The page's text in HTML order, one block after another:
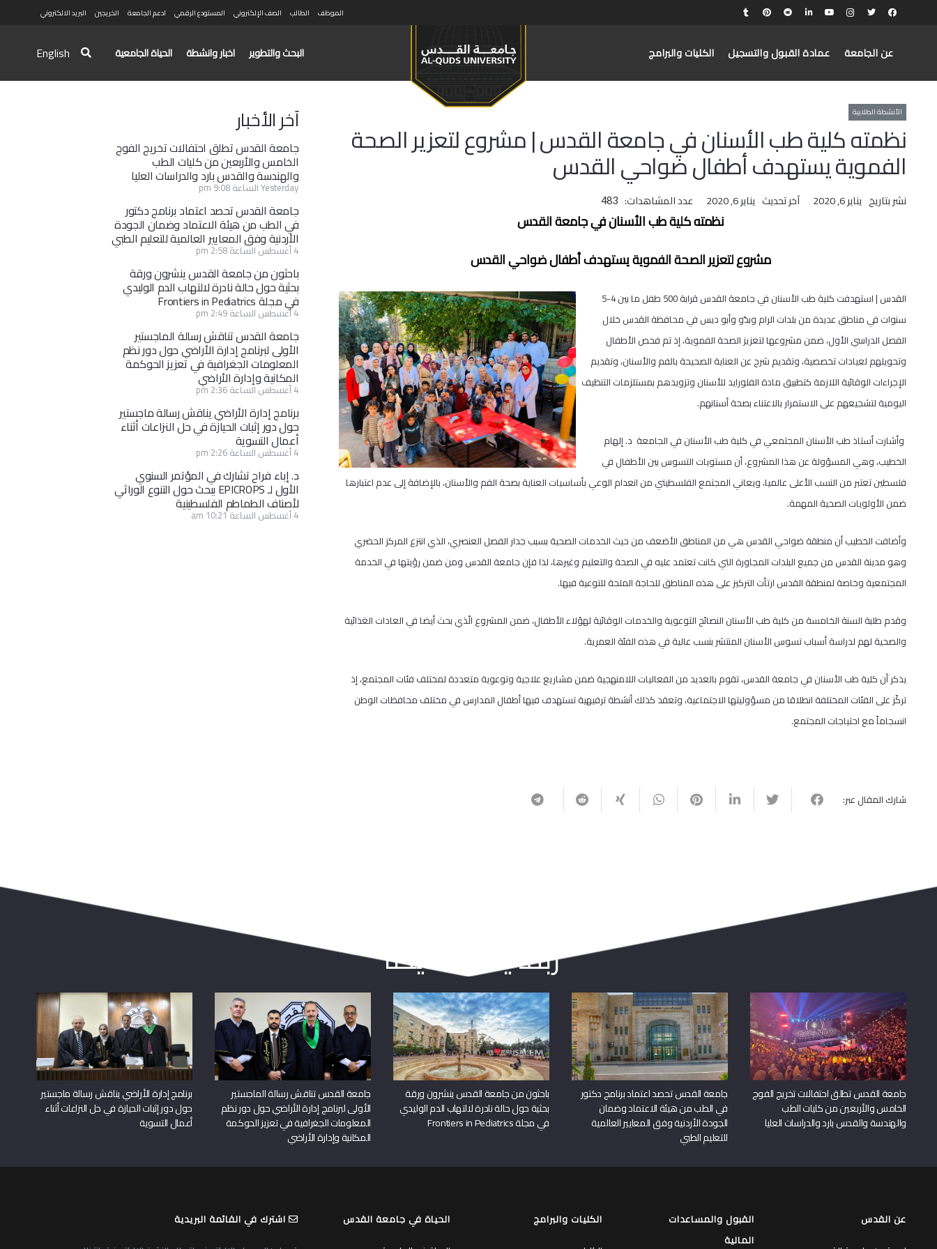
الموظف الطالب الصف الإلكتروني المستودع الرقمي ادعم الجامعة الخريجين البريد الالكتروني
عن الجامعة عمادة القبول والتسجيل الكليات والبرامج البحث والتطوير اخبار وانشطة الحياة الجامعية English
الأنشطة الطلابية
نظمته كلية طب الأسنان في جامعة القدس | مشروع لتعزير الصحة
الفموية يستهدف أطفال ضواحي القدس
نشر بتاريخ يناير 6, 2020 آخر تحديث يناير 6, 2020 عدد المشاهدات: 483
نظمته كلية طب الأسنان في جامعة القدس
مشروع لتعزير الصحة الفموية يستهدف أطفال ضواحي القدس
القدس | استهدفت كلية طب الأسنان في جامعة القدس قرابة 500 طفل ما بين 4-5
سنوات في مناطق عديدة من بلدات الرام وبدّو وأبو ديس في محافظة القدس خلال
الفصل الدراسي الأول، ضمن مشروعها لتعزيز الصحة الفموية، إذ تم فحص الأطفال
وتحويلهم لعيادات تخصصية، وتقديم شرح عن العناية الصحيحة بالفم والأسنان، وتقديم
الإجراءات الوقائية اللازمة كتطبيق مادة الفلورايد للأسنان وتزويدهم بمستلزمات التنظيف
اليومية لتشجيعهم على الاستمرار بالاعتناء بصحة أسنانهم.
وأشارت أستاذ طب الأسنان المجتمعي في كلية طب الأسنان في الجامعة د. إلهام
الخطيب، وهي المسؤولة عن هذا المشروع، أن مستويات التسوس بين الأطفال في
فلسطين تعتبر من النسب الأعلى عالميا، ويعاني المجتمع الفلسطيني من انعدام الوعي بأساسيات العناية بصحة الفم والأسنان، بالإضافة إلى عدم اعتبارها
ضمن الأولويات الصحية المهمة.
وأضافت الخطيب أن منطقة ضواحي القدس هي من المناطق الأضعف من حيث الخدمات الصحية بسبب جدار الفصل العنصري، الذي انتزع المركز الحضري
وهو مدينة القدس من جميع البلدات المجاورة التي كانت تعتمد عليه في الصحة والتعليم وغيرها، لذا فإن جامعة القدس ومن ضمن رؤيتها في الخدمة
المجتمعية وخاصة لمنطقة القدس ارتأت التركيز على هذه المناطق للحاجة الملحة للتوعية فيها.
وقدم طلبة السنة الخامسة من كلية طب الأسنان النصائح التوعوية والخدمات الوقائية لهؤلاء الأطفال، ضمن المشروع الّذي بحث أيضا في العادات الغذائية
والصحية لهم لدراسة أسباب تسوس الأسنان المنتشر بنسب عالية في هذه الفئة العمرية.
يذكر أن كلية طب الأسنان في جامعة القدس، تقوم بالعديد من الفعاليات اللامنهجية ضمن مشاريع علاجية وتوعوية متعددة لمختلف فئات المجتمع، إذ
تركّز على الفئات المختلفة انطلاقا من مسؤوليتها الاجتماعية، وتعقد كذلك أنشطة ترفيهية تستهدف فيها أطفال المدارس في مختلف محافظات الوطن
انسجاماً مع احتياجات المجتمع.
شارك المقال عبر:
آخر الأخبار
جامعة القدس تطلق احتفالات تخريج الفوج
الخامس والأربعين من كليات الطب
والهندسة والقدس بارد والدراسات العليا
Yesterday الساعة 9:08 pm
جامعة القدس تحصد اعتماد برنامج دكتور
في الطب من هيئة الاعتماد وضمان الجودة
الأردنية وفق المعايير العالمية للتعليم الطبي
4 أغسطس الساعة 2:58 pm
باحثون من جامعة القدس ينشرون ورقة
بحثية حول حالة نادرة لالتهاب الدم الوليدي
في مجلة Frontiers in Pediatrics
4 أغسطس الساعة 2:49 pm
جامعة القدس تناقش رسالة الماجستير
الأولى لبرنامج إدارة الأراضي حول دور نظم
المعلومات الجغرافية في تعزيز الحوكمة
المكانية وإدارة الأراضي
4 أغسطس الساعة 2:36 pm
برنامج إدارة الأراضي يناقش رسالة ماجستير
حول دور إثبات الحيازة في حل النزاعات أثناء
أعمال التسوية
4 أغسطس الساعة 2:26 pm
د. إباء فراح تشارك في المؤتمر السنوي
الأول لـ EPICROPS ببحث حول التنوع الوراثي
لأصناف الطماطم الفلسطينية
4 أغسطس الساعة 10:21 am
ربما يعجبك أيضا
جامعة القدس تطلق احتفالات تخريج الفوج
الخامس والأربعين من كليات الطب
والهندسة والقدس بارد والدراسات العليا
جامعة القدس تحصد اعتماد برنامج دكتور
في الطب من هيئة الاعتماد وضمان
الجودة الأردنية وفق المعايير العالمية
للتعليم الطبي
باحثون من جامعة القدس ينشرون ورقة
بحثية حول حالة نادرة لالتهاب الدم الوليدي
في مجلة Frontiers in Pediatrics
جامعة القدس تناقش رسالة الماجستير
الأولى لبرنامج إدارة الأراضي حول دور نظم
المعلومات الجغرافية في تعزيز الحوكمة
المكانية وإدارة الأراضي
برنامج إدارة الأراضي يناقش رسالة ماجستير
حول دور إثبات الحيازة في حل النزاعات أثناء
أعمال التسوية
عن القدس
القبول والمساعدات
المالية
الكليات والبرامج
الحياة في جامعة القدس
اشترك في القائمة البريدية